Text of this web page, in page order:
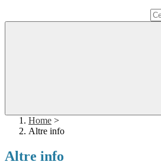
Home >
Altre info
Altre info